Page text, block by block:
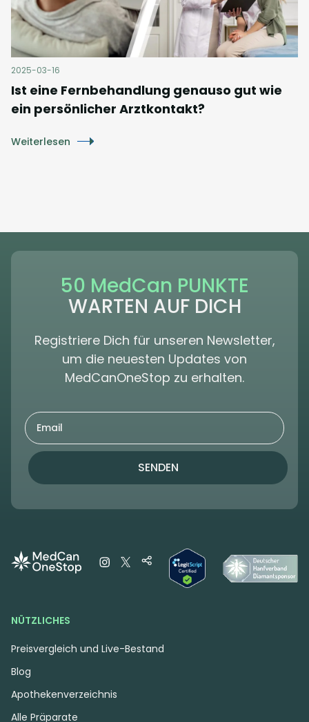
2025-03-16
Ist eine Fernbehandlung genauso gut wie
ein persönlicher Arztkontakt?
Weiterlesen
50 MedCan PUNKTE
WARTEN AUF DICH
Registriere Dich für unseren Newsletter,
um die neuesten Updates von
MedCanOneStop zu erhalten.
SENDEN
NÜTZLICHES
Preisvergleich und Live-Bestand
Blog
Apothekenverzeichnis
Alle Präparate